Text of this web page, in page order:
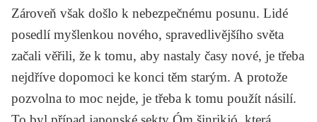
Zároveň však došlo k nebezpečnému posunu. Lidé
posedlí myšlenkou nového, spravedlivějšího světa
začali věřili, že k tomu, aby nastaly časy nové, je třeba
nejdříve dopomoci ke konci těm starým. A protože
pozvolna to moc nejde, je třeba k tomu použít násilí.